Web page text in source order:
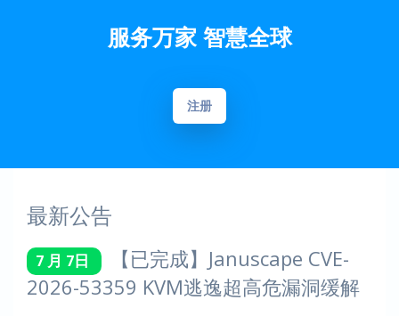
服务万家 智慧全球
注册
最新公告
7 月 7日
【已完成】Januscape CVE-
2026-53359 KVM逃逸超高危漏洞缓解